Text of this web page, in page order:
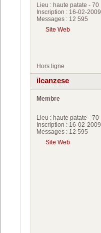
Lieu : haute patate - 70
Inscription : 16-02-2009
Messages : 12 595
Site Web
Hors ligne
ilcanzese
Membre
Lieu : haute patate - 70
Inscription : 16-02-2009
Messages : 12 595
Site Web